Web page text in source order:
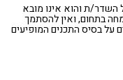
ת והוא אינו מובא
בתחום, ואין להסתמך
על בסיס התכנים המופיעים